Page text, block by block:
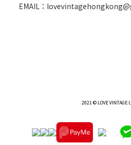
EMAIL：
2021 © LOVE VINTAGE